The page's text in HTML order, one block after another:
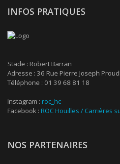
INFOS PRATIQUES
Stade : Robert Barran
Adresse : 36 Rue Pierre Joseph
Téléphone : 01 39 68 81 18
Instagram : roc_hc
Facebook : ROC Houilles / Carrières
NOS PARTENAIRES